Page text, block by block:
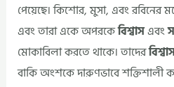
পেয়েছে। কিশোর, মুসা, এবং রবিনের
এবং তারা একে অপরকেবিশ্বাসএবং
মোকাবিলা করতে থাকে। তাদের
বাকি অংশকে দারুণভাবে শক্তিশালী